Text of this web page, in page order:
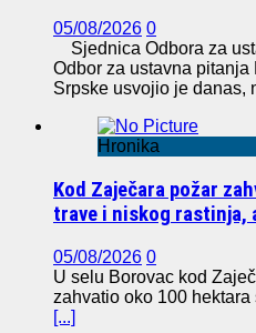
05/08/2026 0
Sjednica Odbora za
Odbor za ustavna
Srpske usvojio je danas,
Hronika
Kod Zaječara požar
trave i niskog rastinja,
05/08/2026 0
U selu Borovac kod
zahvatio oko 100
[...]